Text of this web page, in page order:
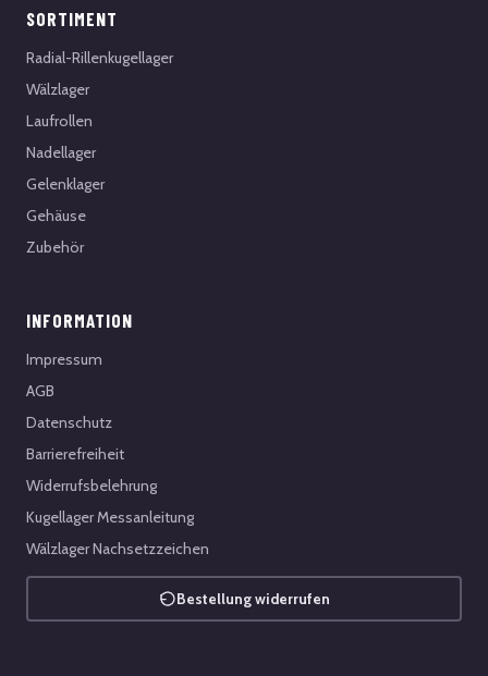
SORTIMENT
Radial-Rillenkugellager
Wälzlager
Laufrollen
Nadellager
Gelenklager
Gehäuse
Zubehör
INFORMATION
Impressum
AGB
Datenschutz
Barrierefreiheit
Widerrufsbelehrung
Kugellager Messanleitung
Wälzlager Nachsetzzeichen
Bestellung widerrufen